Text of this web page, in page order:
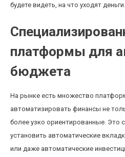
будете видеть, на что уходят деньги.
платформы для
бюджета
На рынке есть множество
автоматизировать финансы не
более узко ориентированные. Это
установить автоматические
или даже автоматические